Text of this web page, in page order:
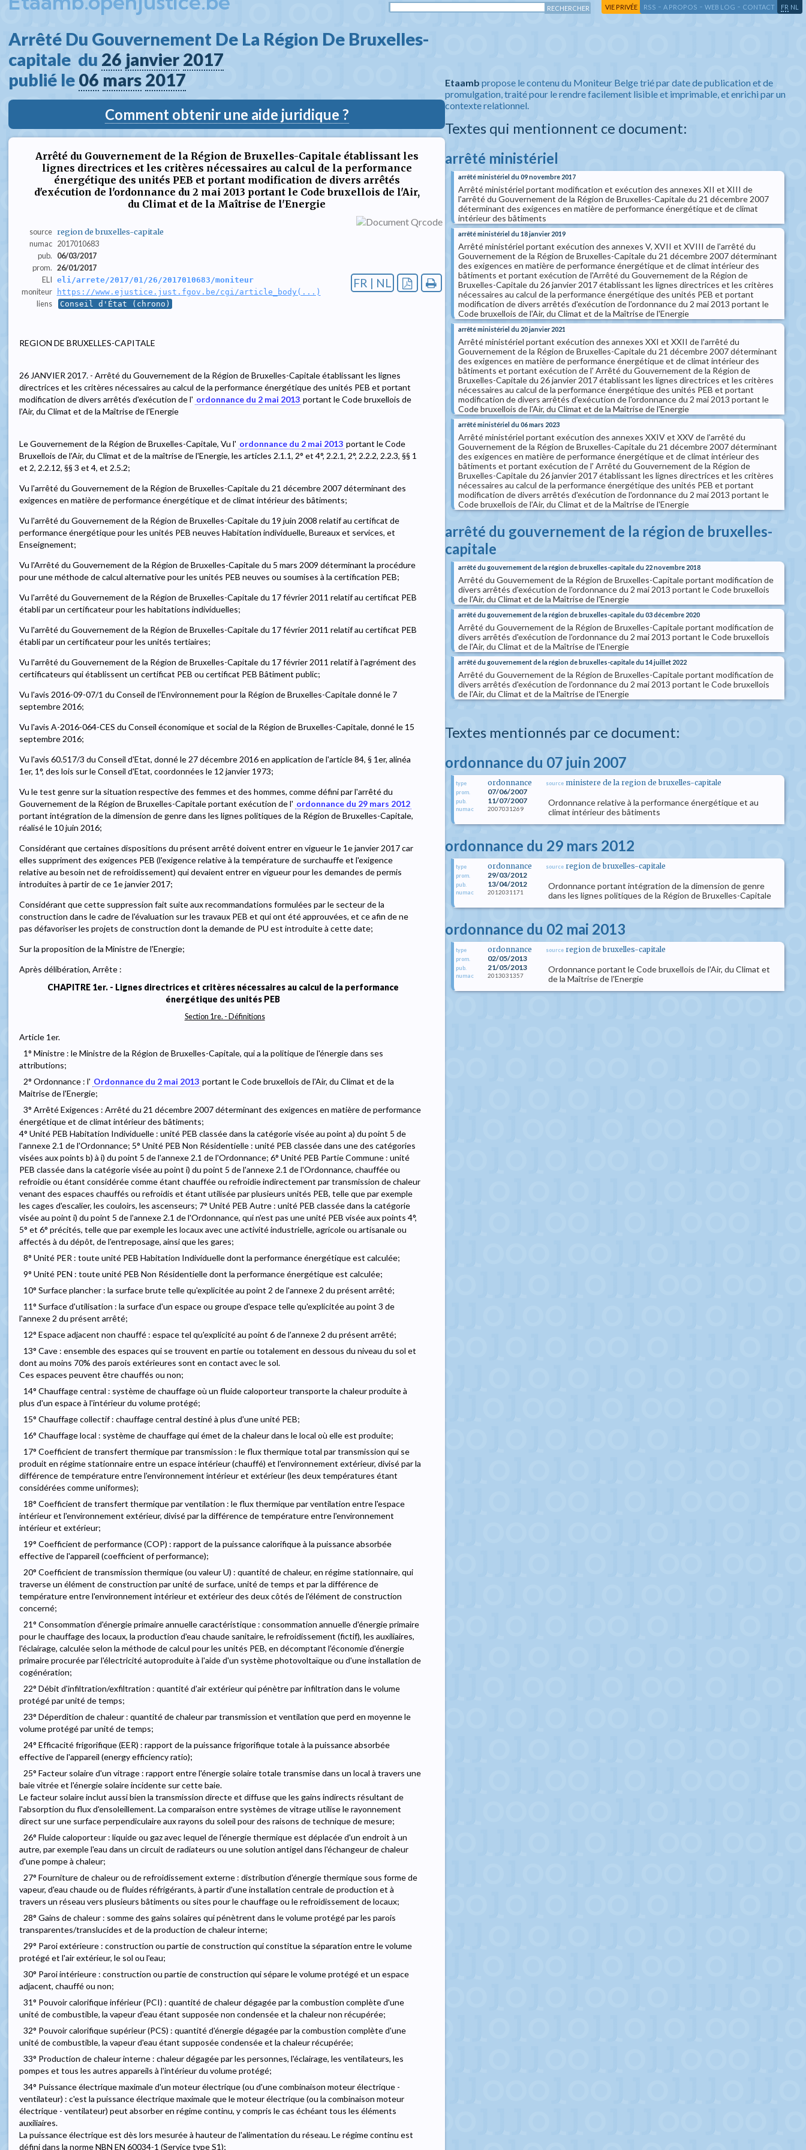
VIE PRIVÉE RSS - A PROPOS - WEB LOG - CONTACT FR NL
Arrêté Du Gouvernement De La Région De Bruxelles-
capitale  du 26 janvier 2017
publié le 06 mars 2017
Comment obtenir une aide juridique ?
Arrêté du Gouvernement de la Région de Bruxelles-Capitale établissant les
lignes directrices et les critères nécessaires au calcul de la performance
énergétique des unités PEB et portant modification de divers arrêtés
d'exécution de l'ordonnance du 2 mai 2013 portant le Code bruxellois de l'Air,
du Climat et de la Maîtrise de l'Energie
source region de bruxelles-capitale
numac 2017010683
pub.
06/03/2017
prom. 26/01/2017
ELI eli/arrete/2017/01/26/2017010683/moniteur
moniteur https://www.ejustice.just.fgov.be/cgi/article_body(...)
liens Conseil d'État (chrono)
FR | NL
REGION DE BRUXELLES-CAPITALE
26 JANVIER 2017. - Arrêté du Gouvernement de la Région de Bruxelles-Capitale établissant les lignes
directrices et les critères nécessaires au calcul de la performance énergétique des unités PEB et portant
modification de divers arrêtés d'exécution de l' ordonnance du 2 mai 2013 portant le Code bruxellois de
l'Air, du Climat et de la Maîtrise de l'Energie
Le Gouvernement de la Région de Bruxelles-Capitale, Vu l' ordonnance du 2 mai 2013 portant le Code
Bruxellois de l'Air, du Climat et de la maîtrise de l'Energie, les articles 2.1.1, 2° et 4°, 2.2.1, 2°, 2.2.2, 2.2.3, §§ 1
et 2, 2.2.12, §§ 3 et 4, et 2.5.2;
Vu l'arrêté du Gouvernement de la Région de Bruxelles-Capitale du 21 décembre 2007 déterminant des
exigences en matière de performance énergétique et de climat intérieur des bâtiments;
Vu l'arrêté du Gouvernement de la Région de Bruxelles-Capitale du 19 juin 2008 relatif au certificat de
performance énergétique pour les unités PEB neuves Habitation individuelle, Bureaux et services, et
Enseignement;
Vu l'Arrêté du Gouvernement de la Région de Bruxelles-Capitale du 5 mars 2009 déterminant la procédure
pour une méthode de calcul alternative pour les unités PEB neuves ou soumises à la certification PEB;
Vu l'arrêté du Gouvernement de la Région de Bruxelles-Capitale du 17 février 2011 relatif au certificat PEB
établi par un certificateur pour les habitations individuelles;
Vu l'arrêté du Gouvernement de la Région de Bruxelles-Capitale du 17 février 2011 relatif au certificat PEB
établi par un certificateur pour les unités tertiaires;
Vu l'arrêté du Gouvernement de la Région de Bruxelles-Capitale du 17 février 2011 relatif à l'agrément des
certificateurs qui établissent un certificat PEB ou certificat PEB Bâtiment public;
Vu l'avis 2016-09-07/1 du Conseil de l'Environnement pour la Région de Bruxelles-Capitale donné le 7
septembre 2016;
Vu l'avis A-2016-064-CES du Conseil économique et social de la Région de Bruxelles-Capitale, donné le 15
septembre 2016;
Vu l'avis 60.517/3 du Conseil d'Etat, donné le 27 décembre 2016 en application de l'article 84, § 1er, alinéa
1er, 1°, des lois sur le Conseil d'Etat, coordonnées le 12 janvier 1973;
Vu le test genre sur la situation respective des femmes et des hommes, comme défini par l'arrêté du
Gouvernement de la Région de Bruxelles-Capitale portant exécution de l' ordonnance du 29 mars 2012
portant intégration de la dimension de genre dans les lignes politiques de la Région de Bruxelles-Capitale,
réalisé le 10 juin 2016;
Considérant que certaines dispositions du présent arrêté doivent entrer en vigueur le 1e janvier 2017 car
elles suppriment des exigences PEB (l'exigence relative à la température de surchauffe et l'exigence
relative au besoin net de refroidissement) qui devaient entrer en vigueur pour les demandes de permis
introduites à partir de ce 1e janvier 2017;
Considérant que cette suppression fait suite aux recommandations formulées par le secteur de la
construction dans le cadre de l'évaluation sur les travaux PEB et qui ont été approuvées, et ce afin de ne
pas défavoriser les projets de construction dont la demande de PU est introduite à cette date;
Sur la proposition de la Ministre de l'Energie;
Après délibération, Arrête :
CHAPITRE 1er. - Lignes directrices et critères nécessaires au calcul de la performance
énergétique des unités PEB
Section 1re. - Définitions
Article 1er.
1° Ministre : le Ministre de la Région de Bruxelles-Capitale, qui a la politique de l'énergie dans ses
attributions;
2° Ordonnance : l' Ordonnance du 2 mai 2013 portant le Code bruxellois de l'Air, du Climat et de la
Maitrise de l'Energie;
3° Arrêté Exigences : Arrêté du 21 décembre 2007 déterminant des exigences en matière de performance
énergétique et de climat intérieur des bâtiments;
4° Unité PEB Habitation Individuelle : unité PEB classée dans la catégorie visée au point a) du point 5 de
l'annexe 2.1 de l'Ordonnance; 5° Unité PEB Non Résidentielle : unité PEB classée dans une des catégories
visées aux points b) à i) du point 5 de l'annexe 2.1 de l'Ordonnance; 6° Unité PEB Partie Commune : unité
PEB classée dans la catégorie visée au point i) du point 5 de l'annexe 2.1 de l'Ordonnance, chauffée ou
refroidie ou étant considérée comme étant chauffée ou refroidie indirectement par transmission de chaleur
venant des espaces chauffés ou refroidis et étant utilisée par plusieurs unités PEB, telle que par exemple
les cages d'escalier, les couloirs, les ascenseurs; 7° Unité PEB Autre : unité PEB classée dans la catégorie
visée au point i) du point 5 de l'annexe 2.1 de l'Ordonnance, qui n'est pas une unité PEB visée aux points 4°,
5° et 6° précités, telle que par exemple les locaux avec une activité industrielle, agricole ou artisanale ou
affectés à du dépôt, de l'entreposage, ainsi que les gares;
8° Unité PER : toute unité PEB Habitation Individuelle dont la performance énergétique est calculée;
9° Unité PEN : toute unité PEB Non Résidentielle dont la performance énergétique est calculée;
10° Surface plancher : la surface brute telle qu'explicitée au point 2 de l'annexe 2 du présent arrêté;
11° Surface d'utilisation : la surface d'un espace ou groupe d'espace telle qu'explicitée au point 3 de
l'annexe 2 du présent arrêté;
12° Espace adjacent non chauffé : espace tel qu'explicité au point 6 de l'annexe 2 du présent arrêté;
13° Cave : ensemble des espaces qui se trouvent en partie ou totalement en dessous du niveau du sol et
dont au moins 70% des parois extérieures sont en contact avec le sol.
Ces espaces peuvent être chauffés ou non;
14° Chauffage central : système de chauffage où un fluide caloporteur transporte la chaleur produite à
plus d'un espace à l'intérieur du volume protégé;
15° Chauffage collectif : chauffage central destiné à plus d'une unité PEB;
16° Chauffage local : système de chauffage qui émet de la chaleur dans le local où elle est produite;
17° Coefficient de transfert thermique par transmission : le flux thermique total par transmission qui se
produit en régime stationnaire entre un espace intérieur (chauffé) et l'environnement extérieur, divisé par la
différence de température entre l'environnement intérieur et extérieur (les deux températures étant
considérées comme uniformes);
18° Coefficient de transfert thermique par ventilation : le flux thermique par ventilation entre l'espace
intérieur et l'environnement extérieur, divisé par la différence de température entre l'environnement
intérieur et extérieur;
19° Coefficient de performance (COP) : rapport de la puissance calorifique à la puissance absorbée
effective de l'appareil (coefficient of performance);
20° Coefficient de transmission thermique (ou valeur U) : quantité de chaleur, en régime stationnaire, qui
traverse un élément de construction par unité de surface, unité de temps et par la différence de
température entre l'environnement intérieur et extérieur des deux côtés de l'élément de construction
concerné;
21° Consommation d'énergie primaire annuelle caractéristique : consommation annuelle d'énergie primaire
pour le chauffage des locaux, la production d'eau chaude sanitaire, le refroidissement (fictif), les auxiliaires,
l'éclairage, calculée selon la méthode de calcul pour les unités PEB, en décomptant l'économie d'énergie
primaire procurée par l'électricité autoproduite à l'aide d'un système photovoltaïque ou d'une installation de
cogénération;
22° Débit d'infiltration/exfiltration : quantité d'air extérieur qui pénètre par infiltration dans le volume
protégé par unité de temps;
23° Déperdition de chaleur : quantité de chaleur par transmission et ventilation que perd en moyenne le
volume protégé par unité de temps;
24° Efficacité frigorifique (EER) : rapport de la puissance frigorifique totale à la puissance absorbée
effective de l'appareil (energy efficiency ratio);
25° Facteur solaire d'un vitrage : rapport entre l'énergie solaire totale transmise dans un local à travers une
baie vitrée et l'énergie solaire incidente sur cette baie.
Le facteur solaire inclut aussi bien la transmission directe et diffuse que les gains indirects résultant de
l'absorption du flux d'ensoleillement. La comparaison entre systèmes de vitrage utilise le rayonnement
direct sur une surface perpendiculaire aux rayons du soleil pour des raisons de technique de mesure;
26° Fluide caloporteur : liquide ou gaz avec lequel de l'énergie thermique est déplacée d'un endroit à un
autre, par exemple l'eau dans un circuit de radiateurs ou une solution antigel dans l'échangeur de chaleur
d'une pompe à chaleur;
27° Fourniture de chaleur ou de refroidissement externe : distribution d'énergie thermique sous forme de
vapeur, d'eau chaude ou de fluides réfrigérants, à partir d'une installation centrale de production et à
travers un réseau vers plusieurs bâtiments ou sites pour le chauffage ou le refroidissement de locaux;
28° Gains de chaleur : somme des gains solaires qui pénètrent dans le volume protégé par les parois
transparentes/translucides et de la production de chaleur interne;
29° Paroi extérieure : construction ou partie de construction qui constitue la séparation entre le volume
protégé et l'air extérieur, le sol ou l'eau;
30° Paroi intérieure : construction ou partie de construction qui sépare le volume protégé et un espace
adjacent, chauffé ou non;
31° Pouvoir calorifique inférieur (PCI) : quantité de chaleur dégagée par la combustion complète d'une
unité de combustible, la vapeur d'eau étant supposée non condensée et la chaleur non récupérée;
32° Pouvoir calorifique supérieur (PCS) : quantité d'énergie dégagée par la combustion complète d'une
unité de combustible, la vapeur d'eau étant supposée condensée et la chaleur récupérée;
33° Production de chaleur interne : chaleur dégagée par les personnes, l'éclairage, les ventilateurs, les
pompes et tous les autres appareils à l'intérieur du volume protégé;
34° Puissance électrique maximale d'un moteur électrique (ou d'une combinaison moteur électrique -
ventilateur) : c'est la puissance électrique maximale que le moteur électrique (ou la combinaison moteur
électrique - ventilateur) peut absorber en régime continu, y compris le cas échéant tous les éléments
auxiliaires.
La puissance électrique est dès lors mesurée à hauteur de l'alimentation du réseau. Le régime continu est
défini dans la norme NBN EN 60034-1 (Service type S1);
Etaamb propose le contenu du Moniteur Belge trié par date de publication et de
promulgation, traité pour le rendre facilement lisible et imprimable, et enrichi par un
contexte relationnel.
Textes qui mentionnent ce document:
arrêté ministériel
arrêté ministériel du 09 novembre 2017
Arrêté ministériel portant modification et exécution des annexes XII et XIII de
l'arrêté du Gouvernement de la Région de Bruxelles-Capitale du 21 décembre 2007
déterminant des exigences en matière de performance énergétique et de climat
intérieur des bâtiments
arrêté ministériel du 18 janvier 2019
Arrêté ministériel portant exécution des annexes V, XVII et XVIII de l'arrêté du
Gouvernement de la Région de Bruxelles-Capitale du 21 décembre 2007 déterminant
des exigences en matière de performance énergétique et de climat intérieur des
bâtiments et portant exécution de l'Arrêté du Gouvernement de la Région de
Bruxelles-Capitale du 26 janvier 2017 établissant les lignes directrices et les critères
nécessaires au calcul de la performance énergétique des unités PEB et portant
modification de divers arrêtés d'exécution de l'ordonnance du 2 mai 2013 portant le
Code bruxellois de l'Air, du Climat et de la Maîtrise de l'Energie
arrêté ministériel du 20 janvier 2021
Arrêté ministériel portant exécution des annexes XXI et XXII de l'arrêté du
Gouvernement de la Région de Bruxelles-Capitale du 21 décembre 2007 déterminant
des exigences en matière de performance énergétique et de climat intérieur des
bâtiments et portant exécution de l' Arrêté du Gouvernement de la Région de
Bruxelles-Capitale du 26 janvier 2017 établissant les lignes directrices et les critères
nécessaires au calcul de la performance énergétique des unités PEB et portant
modification de divers arrêtés d'exécution de l'ordonnance du 2 mai 2013 portant le
Code bruxellois de l'Air, du Climat et de la Maîtrise de l'Energie
arrêté ministériel du 06 mars 2023
Arrêté ministériel portant exécution des annexes XXIV et XXV de l'arrêté du
Gouvernement de la Région de Bruxelles-Capitale du 21 décembre 2007 déterminant
des exigences en matière de performance énergétique et de climat intérieur des
bâtiments et portant exécution de l' Arrêté du Gouvernement de la Région de
Bruxelles-Capitale du 26 janvier 2017 établissant les lignes directrices et les critères
nécessaires au calcul de la performance énergétique des unités PEB et portant
modification de divers arrêtés d'exécution de l'ordonnance du 2 mai 2013 portant le
Code bruxellois de l'Air, du Climat et de la Maîtrise de l'Energie
arrêté du gouvernement de la région de bruxelles-
capitale
arrêté du gouvernement de la région de bruxelles-capitale du 22 novembre 2018
Arrêté du Gouvernement de la Région de Bruxelles-Capitale portant modification de
divers arrêtés d'exécution de l'ordonnance du 2 mai 2013 portant le Code bruxellois
de l'Air, du Climat et de la Maîtrise de l'Energie
arrêté du gouvernement de la région de bruxelles-capitale du 03 décembre 2020
Arrêté du Gouvernement de la Région de Bruxelles-Capitale portant modification de
divers arrêtés d'exécution de l'ordonnance du 2 mai 2013 portant le Code bruxellois
de l'Air, du Climat et de la Maîtrise de l'Energie
arrêté du gouvernement de la région de bruxelles-capitale du 14 juillet 2022
Arrêté du Gouvernement de la Région de Bruxelles-Capitale portant modification de
divers arrêtés d'exécution de l'ordonnance du 2 mai 2013 portant le Code bruxellois
de l'Air, du Climat et de la Maîtrise de l'Energie
Textes mentionnés par ce document:
ordonnance du 07 juin 2007
type ordonnance
prom. 07/06/2007
pub. 11/07/2007
numac 2007031269
source ministere de la region de bruxelles-capitale
Ordonnance relative à la performance énergétique et au
climat intérieur des bâtiments
ordonnance du 29 mars 2012
type ordonnance
prom. 29/03/2012
pub. 13/04/2012
numac 2012031171
source region de bruxelles-capitale
Ordonnance portant intégration de la dimension de genre
dans les lignes politiques de la Région de Bruxelles-Capitale
ordonnance du 02 mai 2013
type ordonnance
prom. 02/05/2013
pub. 21/05/2013
numac 2013031357
source region de bruxelles-capitale
Ordonnance portant le Code bruxellois de l'Air, du Climat et
de la Maîtrise de l'Energie